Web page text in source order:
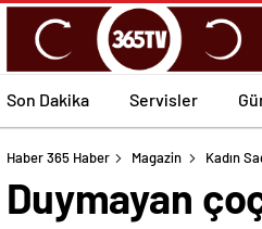
Son Dakika Servisler
Haber 365 Haber Magazin Kadın
Duymayan